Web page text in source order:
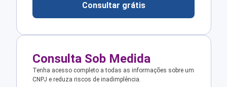
Consultar grátis
Consulta Sob Medida
Tenha acesso completo a todas as informações sobre um
CNPJ e reduza riscos de inadimplência.